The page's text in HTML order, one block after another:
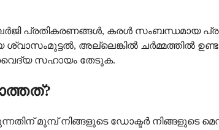
പ്രതികരണങ്ങൾ, കരൾ സംബന്ധമായ
അല്ലെങ്കിൽ ചർമ്മത്തിൽ
വൈദ്യ സഹായം തേടുക.
മുമ്പ് നിങ്ങളുടെ ഡോക്ടർ നിങ്ങളുടെ